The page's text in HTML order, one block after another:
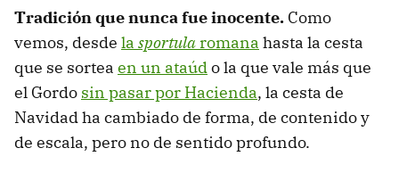
Tradición que nunca fue inocente. Como
vemos, desde la sportularomana hasta la cesta
que se sortea en un ataúdo la que vale más que
el Gordo sin pasar por Hacienda, la cesta de
Navidad ha cambiado de forma, de contenido y
de escala, pero no de sentido profundo.